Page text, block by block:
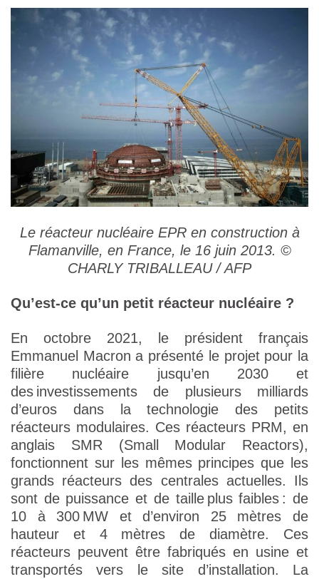
Le réacteur nucléaire EPR en construction à
Flamanville, en France, le 16 juin 2013. ©
CHARLY TRIBALLEAU / AFP
Qu’est-ce qu’un petit réacteur nucléaire ?
En octobre 2021, le président français
Emmanuel Macron a présenté le projet pour la
filière nucléaire jusqu’en 2030 et
des investissements de plusieurs milliards
d’euros dans la technologie des petits
réacteurs modulaires. Ces réacteurs PRM, en
anglais SMR (Small Modular Reactors),
fonctionnent sur les mêmes principes que les
grands réacteurs des centrales actuelles. Ils
sont de puissance et de taille plus faibles : de
10 à 300 MW et d’environ 25 mètres de
hauteur et 4 mètres de diamètre. Ces
réacteurs peuvent être fabriqués en usine et
transportés vers le site d’installation. La